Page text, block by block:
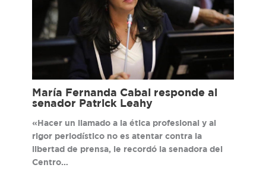
María Fernanda Cabal responde al
senador Patrick Leahy
«Hacer un llamado a la ética profesional y al
rigor periodístico no es atentar contra la
libertad de prensa, le recordó la senadora del
Centro…